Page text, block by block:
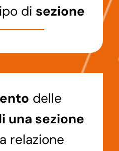
di sezione
delle
una sezione
relazione